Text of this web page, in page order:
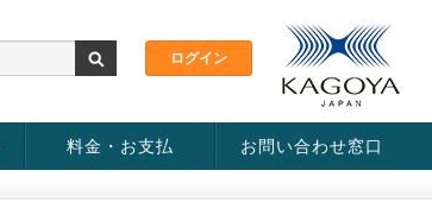
料金・お支払 お問い合わせ窓口